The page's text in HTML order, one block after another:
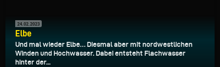
24.02.2023
Elbe
Und mal wieder Elbe… Diesmal aber mit nordwestlichen
Winden und Hochwasser. Dabei entsteht Flachwasser
hinter der...